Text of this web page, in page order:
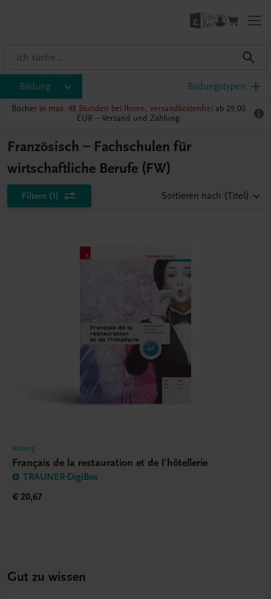
Bildung Bildungstypen
Bücher in max. 48 Stunden bei Ihnen, versandkostenfrei ab 29,00
EUR – Versand und Zahlung
Französisch – Fachschulen für
wirtschaftliche Berufe (FW)
Filtern (1) Sortieren nach (Titel)
Bildung
Français de la restauration et de l'hôtellerie
TRAUNER-DigiBox
€ 20,67
Gut zu wissen